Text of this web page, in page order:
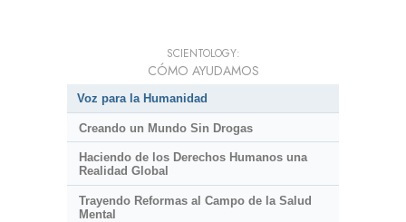
SCIENTOLOGY:
CÓMO AYUDAMOS
Voz para la Humanidad
Creando un Mundo Sin Drogas
Haciendo de los Derechos Humanos una
Realidad Global
Trayendo Reformas al Campo de la Salud
Mental